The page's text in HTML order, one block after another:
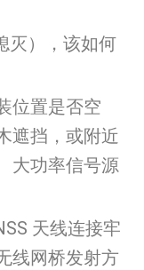
灭），该如何
位置是否空
遮挡，或附近
大功率信号源
天线连接牢
线网桥发射方